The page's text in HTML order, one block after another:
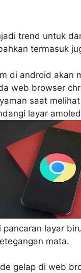
trend untuk
termasuk
di android akan
web browser
saat
layar
layar
mata.
gelap di web